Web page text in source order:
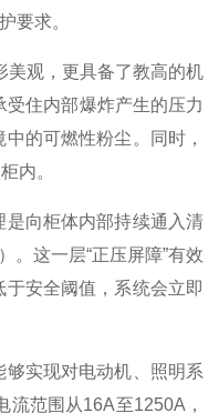
要求。
观，更具备了教高的机
受住内部爆炸产生的压力
的可燃性粉尘。同时，
内。
向柜体内部持续通入清
这一层“正压屏障”有效
安全阈值，系统会立即
实现对电动机、照明系
范围从16A至1250A，